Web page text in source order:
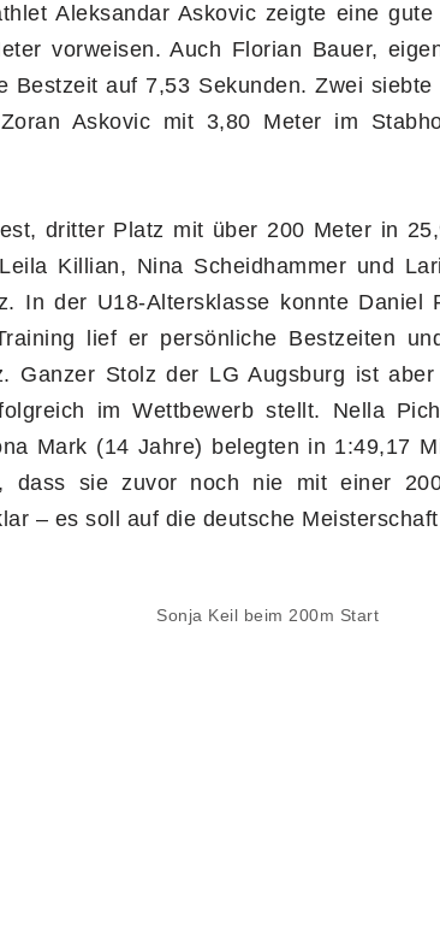
Aleksandar Askovic zeigte eine gute
vorweisen. Auch Florian Bauer,
auf 7,53 Sekunden. Zwei
Askovic mit 3,80 Meter im
dritter Platz mit über 200 Meter in
Killian, Nina Scheidhammer und
In der U18-Altersklasse konnte Daniel
lief er persönliche Bestzeiten
Ganzer Stolz der LG Augsburg ist
im Wettbewerb stellt. Nella
Mark (14 Jahre) belegten in 1:49,17
sie zuvor noch nie mit einer
– es soll auf die deutsche
Sonja Keil beim 200m Start